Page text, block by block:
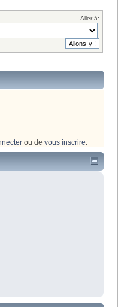
Aller à:
ou de vous inscrire